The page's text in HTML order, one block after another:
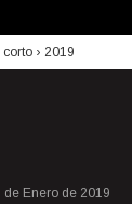
corto › 2019
de Enero de 2019